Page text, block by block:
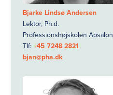
Bjarke Lindsø Andersen
Lektor, Ph.d.
Professionshøjskolen Absalon
Tlf:+45 7248 2821
bjan@pha.dk